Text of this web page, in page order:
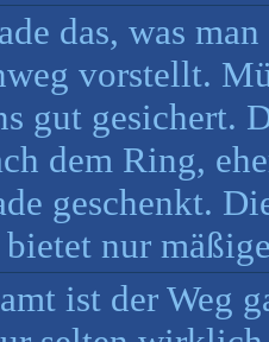
das, was
vorstellt.
gut gesichert.
dem Ring,
geschenkt.
nur
ist der Weg